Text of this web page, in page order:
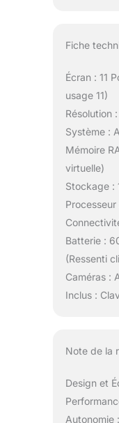
Fiche
Écran : 11
usage 11)
Résolution
Système :
Mémoire
virtuelle)
Stockage :
Batterie :
(Ressenti
Caméras :
Inclus :
Note de la
Design et
Autonomie :